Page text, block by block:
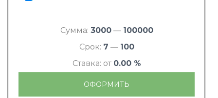
Сумма: 3000— 100000
Срок: 7 — 100
Ставка: от 0.00 %
ОФОРМИТЬ